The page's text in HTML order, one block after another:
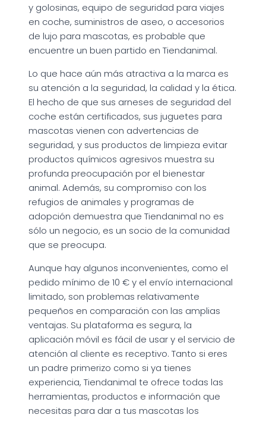
y golosinas, equipo de seguridad para viajes
en coche, suministros de aseo, o accesorios
de lujo para mascotas, es probable que
encuentre un buen partido en Tiendanimal.
Lo que hace aún más atractiva a la marca es
su atención a la seguridad, la calidad y la ética.
El hecho de que sus arneses de seguridad del
coche están certificados, sus juguetes para
mascotas vienen con advertencias de
seguridad, y sus productos de limpieza evitar
productos químicos agresivos muestra su
profunda preocupación por el bienestar
animal. Además, su compromiso con los
refugios de animales y programas de
adopción demuestra que Tiendanimal no es
sólo un negocio, es un socio de la comunidad
que se preocupa.
Aunque hay algunos inconvenientes, como el
pedido mínimo de 10 € y el envío internacional
limitado, son problemas relativamente
pequeños en comparación con las amplias
ventajas. Su plataforma es segura, la
aplicación móvil es fácil de usar y el servicio de
atención al cliente es receptivo. Tanto si eres
un padre primerizo como si ya tienes
experiencia, Tiendanimal te ofrece todas las
herramientas, productos e información que
necesitas para dar a tus mascotas los